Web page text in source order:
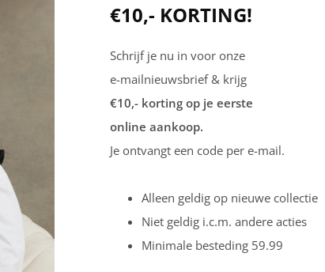
€10,- KORTING!
Schrijf je nu in voor onze
e-mailnieuwsbrief & krijg
€10,- korting op je eerste
online aankoop.
Je ontvangt een code per e-mail.
Alleen geldig op nieuwe collectie
Niet geldig i.c.m. andere acties
Minimale besteding 59.99